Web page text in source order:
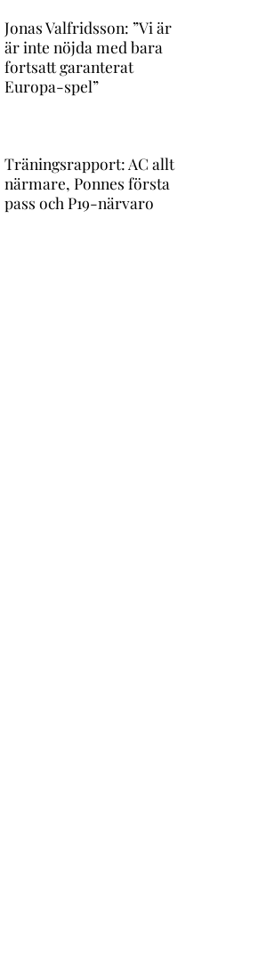
Jonas Valfridsson: ”Vi är
är inte nöjda med bara
fortsatt garanterat
Europa-spel”
Träningsrapport: AC allt
närmare, Ponnes första
pass och P19-närvaro